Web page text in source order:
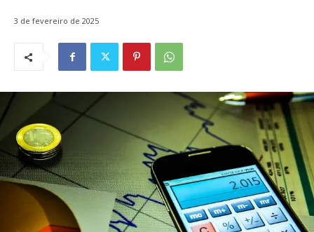
3 de fevereiro de 2025